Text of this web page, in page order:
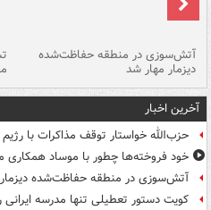
آتش‌سوزی در منطقه حفاظت‌شده
دیزمار مهار شد
آخرین اخبار
حزب‌الله خواستار توقف مذاکرات با
خود فروخته‌ها چطور با موساد همکاری
آتش‌سوزی در منطقه حفاظت‌شده
کویت دستور تعطیلی تنها مدرسه ایرانی